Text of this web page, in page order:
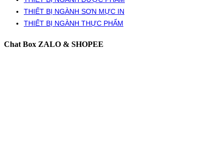
THIẾT BỊ NGÀNH SƠN MỰC IN
THIẾT BỊ NGÀNH THỰC PHẨM
Chat Box ZALO & SHOPEE